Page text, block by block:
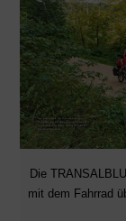
Die
mit dem Fahrrad